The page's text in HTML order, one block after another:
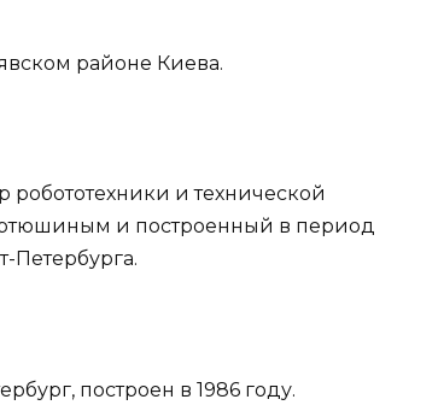
районе Киева.
и технической
и построенный в период
Петербурга.
построен в 1986 году.